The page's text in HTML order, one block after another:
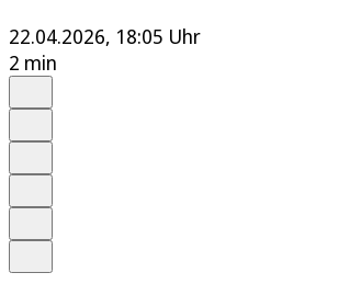
22.04.2026, 18:05 Uhr
2 min